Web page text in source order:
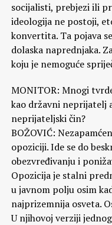
socijalisti, prebjezi ili
ideologija ne postoji,
konvertita. Ta pojava
dolaska naprednjaka.
koju je nemoguće
MONITOR: Mnogi
kao državni neprijatelj
neprijateljski čin?
BOŽOVIĆ:
opoziciji. Ide se do
obezvređivanju i
Opozicija je stalni
u javnom polju osim
najprizemnija osveta.
U njihovoj verziji